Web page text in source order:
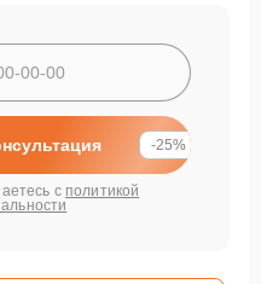
-25%
с политикой